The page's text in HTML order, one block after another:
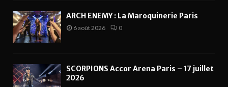
ARCH ENEMY : La Maroquinerie Paris
6 août 2026 0
SCORPIONS Accor Arena Paris – 17 juillet
2026